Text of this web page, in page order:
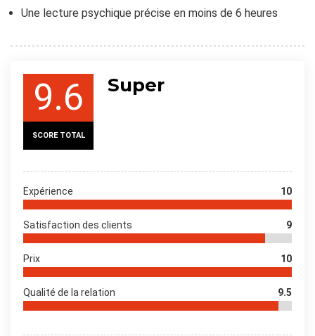
Une lecture psychique précise en moins de 6 heures
9.6
SCORE TOTAL
Super
Expérience 10
Satisfaction des clients 9
Prix 10
Qualité de la relation 9.5